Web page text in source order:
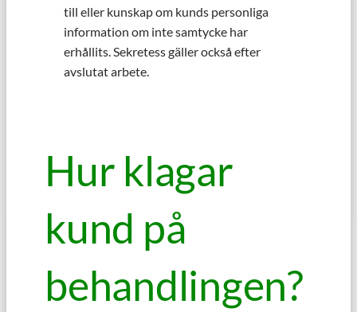
till eller kunskap om kunds personliga
information om inte samtycke har
erhållits. Sekretess gäller också efter
avslutat arbete.
Hur klagar
kund på
behandlingen?